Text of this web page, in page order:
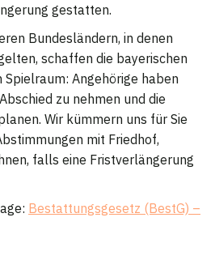
gestatten.
Bundesländern, in denen
schaffen die bayerischen
Angehörige haben
zu nehmen und die
Wir kümmern uns für Sie
mit Friedhof,
falls eine Fristverlängerung
Bestattungsgesetz (BestG) –